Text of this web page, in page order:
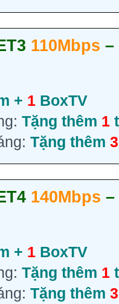
110Mbps –
+ 1 BoxTV
Tặng thêm 1
Tặng thêm 3
140Mbps –
+ 1 BoxTV
Tặng thêm 1
Tặng thêm 3